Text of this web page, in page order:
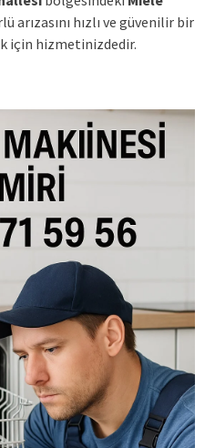
arızasını hızlı ve güvenilir bir
için hizmetinizdedir.